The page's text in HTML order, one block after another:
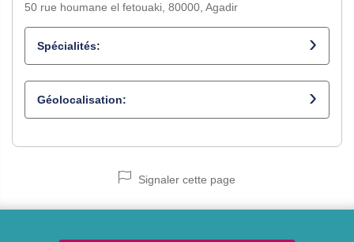
50 rue houmane el fetouaki, 80000, Agadir
Spécialités:
Cardiologue
Géolocalisation:
Signaler cette page